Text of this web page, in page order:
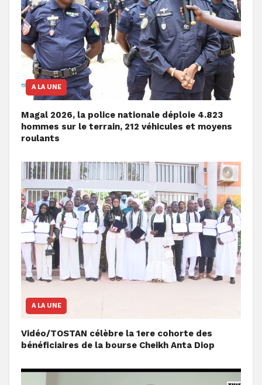
A LA UNE
Magal 2026, la police nationale déploie 4.823
hommes sur le terrain, 212 véhicules et moyens
roulants
A LA UNE
Vidéo/TOSTAN célèbre la 1ere cohorte des
bénéficiaires de la bourse Cheikh Anta Diop